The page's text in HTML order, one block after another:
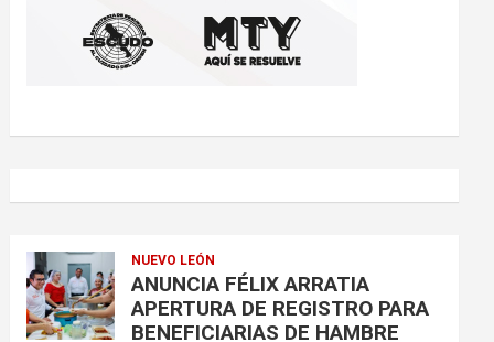
NUEVO LEÓN
ANUNCIA FÉLIX ARRATIA
APERTURA DE REGISTRO PARA
BENEFICIARIAS DE HAMBRE